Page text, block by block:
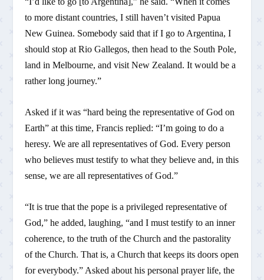
to more distant countries, I still haven’t visited Papua
New Guinea. Somebody said that if I go to Argentina, I
should stop at Rio Gallegos, then head to the South Pole,
land in Melbourne, and visit New Zealand. It would be a
rather long journey.”
Asked if it was “hard being the representative of God on
Earth” at this time, Francis replied: “I’m going to do a
heresy. We are all representatives of God. Every person
who believes must testify to what they believe and, in this
sense, we are all representatives of God.”
“It is true that the pope is a privileged representative of
God,” he added, laughing, “and I must testify to an inner
coherence, to the truth of the Church and the pastorality
of the Church. That is, a Church that keeps its doors open
for everybody.” Asked about his personal prayer life, the